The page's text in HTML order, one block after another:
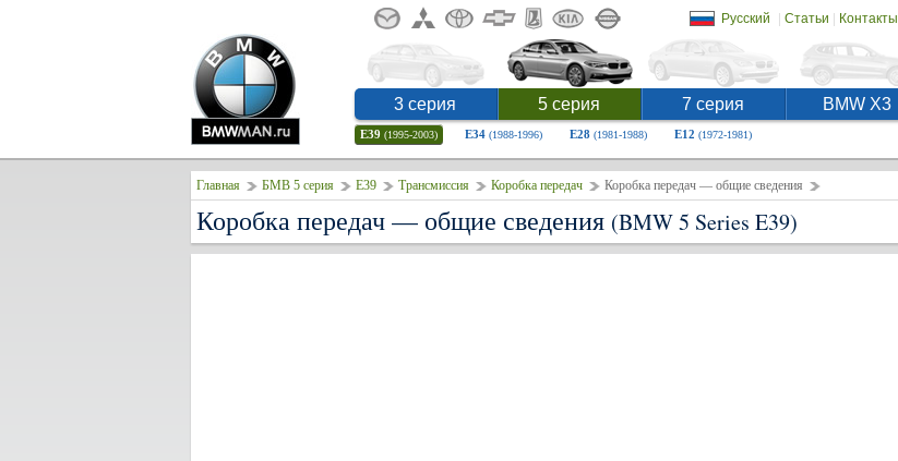
Русский | Статьи | Контакты
3 серия 5 серия 7 серия BMW X3
E39 (1995-2003) E34 (1988-1996) E28 (1981-1988) E12 (1972-1981)
Главная БМВ 5 серия E39 Трансмиссия Коробка передач Коробка передач — общие сведения
Коробка передач — общие сведения (BMW 5 Series E39)